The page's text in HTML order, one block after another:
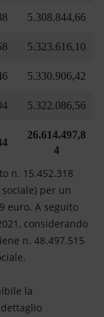
5.308.844,66
5.323.616,10
5.330.906,42
5.322.086,56
26.614.497,8
4
n. 15.452.318
per un
euro. A seguito
considerando
n. 48.497.515
la